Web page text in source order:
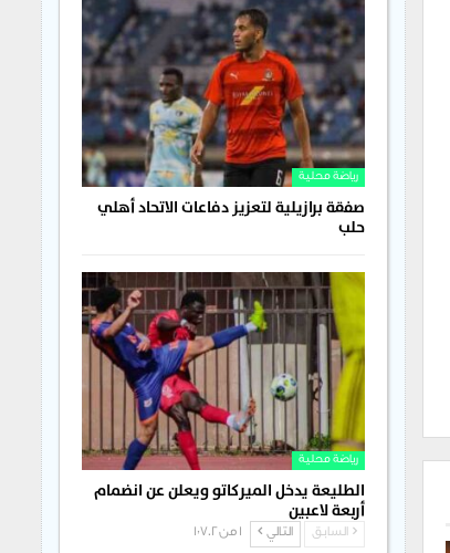
رياضة محلية
صفقة برازيلية لتعزيز دفاعات الاتحاد أهلي
حلب
رياضة محلية
الطليعة يدخل الميركاتو ويعلن عن انضمام
أربعة لاعبين
السابق التالي 1 من 1٬702